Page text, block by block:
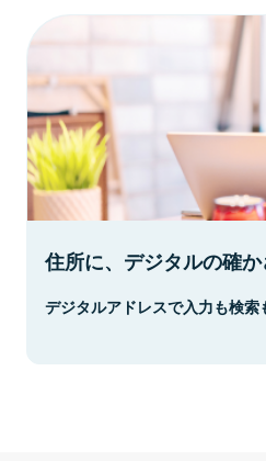
住所に、デジタルの確か
デジタルアドレスで入力も検索